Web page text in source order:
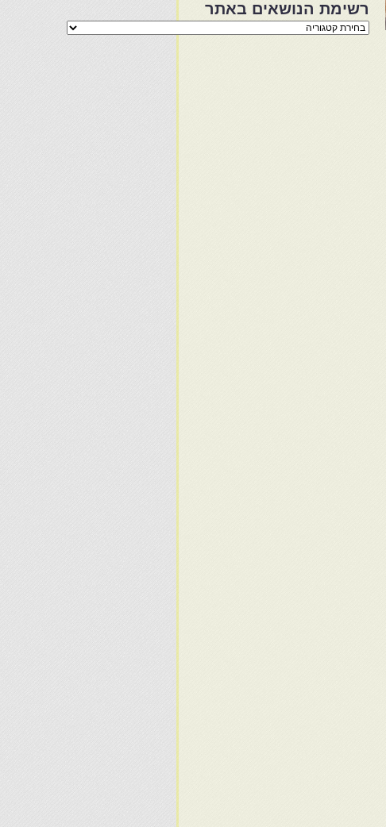
רשימת הנושאים באתר
רשימת
הנושאים